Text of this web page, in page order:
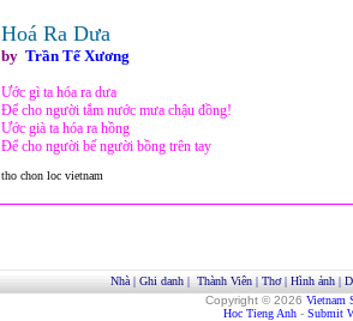
Hoá Ra Dưa
by Trần Tế Xương
Ước gì ta hóa ra dưa
Để cho người tắm nước mưa chậu đồng!
Ước già ta hóa ra hồng
Để cho người bế người bồng trên tay
tho chon loc vietnam
Nhà| Ghi danh| Thành Viên| Thơ| Hình ảnh|
Copyright © 2026 Vietnam
Hoc Tieng Anh - Submit